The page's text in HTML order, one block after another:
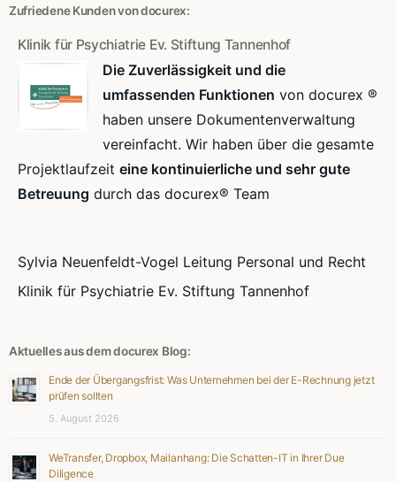
Zufriedene Kunden von docurex:
Klinik für Psychiatrie Ev. Stiftung Tannenhof
Die Zuverlässigkeit und die
umfassenden Funktionen von docurex ®
haben unsere Dokumentenverwaltung
vereinfacht. Wir haben über die gesamte
Projektlaufzeit eine kontinuierliche und sehr gute
Betreuung durch das docurex® Team
Sylvia Neuenfeldt-Vogel Leitung Personal und Recht
Klinik für Psychiatrie Ev. Stiftung Tannenhof
Aktuelles aus dem docurex Blog:
Ende der Übergangsfrist: Was Unternehmen bei der E-Rechnung jetzt
prüfen sollten
5. August 2026
WeTransfer, Dropbox, Mailanhang: Die Schatten-IT in Ihrer Due
Diligence